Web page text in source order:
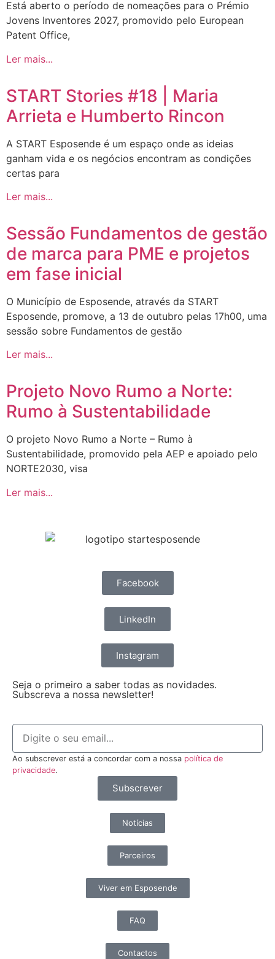
Está aberto o período de nomeações para o Prémio
Jovens Inventores 2027, promovido pelo European
Patent Office,
Ler mais...
START Stories #18 | Maria
Arrieta e Humberto Rincon
A START Esposende é um espaço onde as ideias
ganham vida e os negócios encontram as condições
certas para
Ler mais...
Sessão Fundamentos de gestão
de marca para PME e projetos
em fase inicial
O Município de Esposende, através da START
Esposende, promove, a 13 de outubro pelas 17h00, uma
sessão sobre Fundamentos de gestão
Ler mais...
Projeto Novo Rumo a Norte:
Rumo à Sustentabilidade
O projeto Novo Rumo a Norte – Rumo à
Sustentabilidade, promovido pela AEP e apoiado pelo
NORTE2030, visa
Ler mais...
Facebook
LinkedIn
Instagram
Seja o primeiro a saber todas as novidades.
Subscreva a nossa newsletter!
Ao subscrever está a concordar com a nossa política de
privacidade.
Subscrever
Notícias
Parceiros
Viver em Esposende
FAQ
Contactos